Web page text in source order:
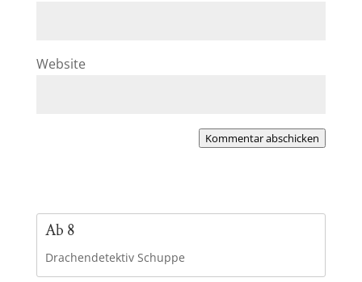
Website
Kommentar abschicken
Ab 8
Drachendetektiv Schuppe